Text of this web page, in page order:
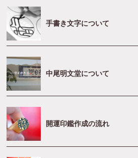
手書き文字について
中尾明文堂について
開運印鑑作成の流れ